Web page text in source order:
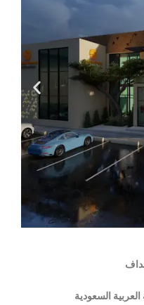
العربية السعودية